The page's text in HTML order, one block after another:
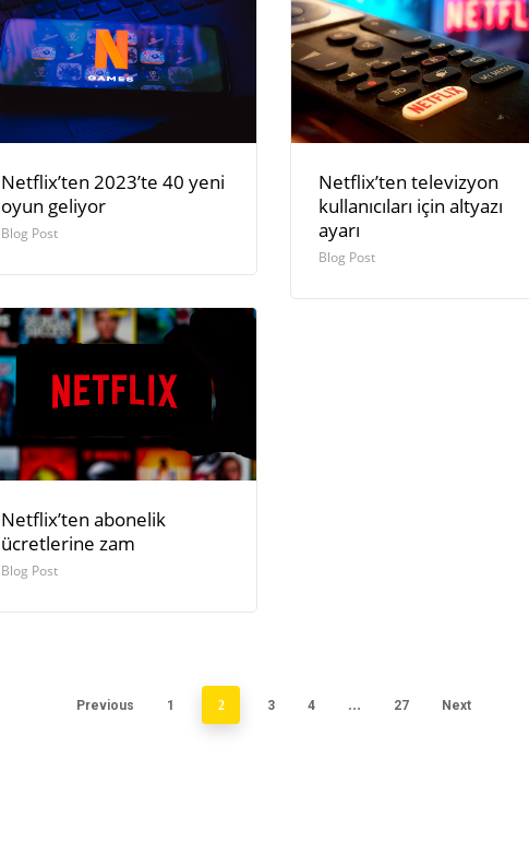
Netflix’ten 2023’te 40 yeni
oyun geliyor
Blog Post
Netflix’ten televizyon
kullanıcıları için altyazı
ayarı
Blog Post
Netflix’ten abonelik
ücretlerine zam
Blog Post
Previous 1 2 3 4 … 27 Next